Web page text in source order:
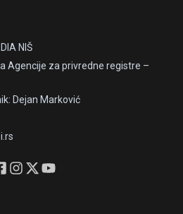
NIŠ
Agencije za privredne registre –
Dejan Marković